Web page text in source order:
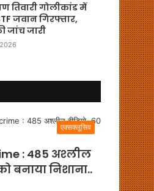
तिवारी गोलीकांड में
जवान गिरफ्तार,
जांच जारी
एक्सक्लूसिव
: 485 अश्लील
बनाया निशाना..